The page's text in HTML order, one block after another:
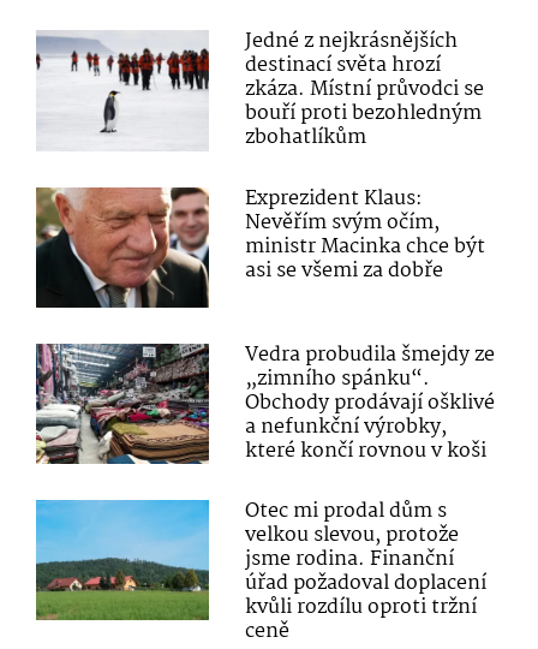
Jedné z nejkrásnějších
destinací světa hrozí
zkáza. Místní průvodci se
bouří proti bezohledným
zbohatlíkům
Exprezident Klaus:
Nevěřím svým očím,
ministr Macinka chce být
asi se všemi za dobře
Vedra probudila šmejdy ze
„zimního spánku“.
Obchody prodávají ošklivé
a nefunkční výrobky,
které končí rovnou v koši
Otec mi prodal dům s
velkou slevou, protože
jsme rodina. Finanční
úřad požadoval doplacení
kvůli rozdílu oproti tržní
ceně